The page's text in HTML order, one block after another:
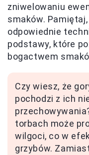
zniwelowaniu
smaków.
odpowiednie
podstawy, które
bogactwem
Czy wiesz, że
pochodzi z ich
torbach może
wilgoci, co w
grzybów.